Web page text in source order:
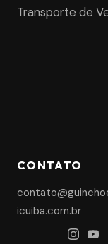
Transporte de
CONTATO
icuiba.com.br